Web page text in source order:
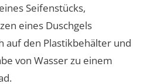
Seifenstücks,
eines Duschgels
auf den Plastikbehälter und
von Wasser zu einem